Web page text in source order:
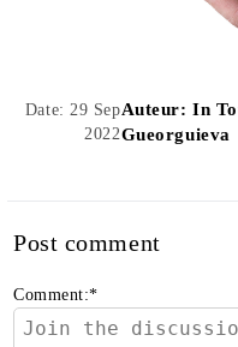
Date: 29 Sep
2022
Auteur: In
Gueorguieva
Post comment
Comment:*